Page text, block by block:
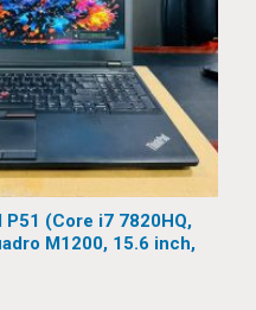
P51 (Core i7 7820HQ,
M1200, 15.6 inch,